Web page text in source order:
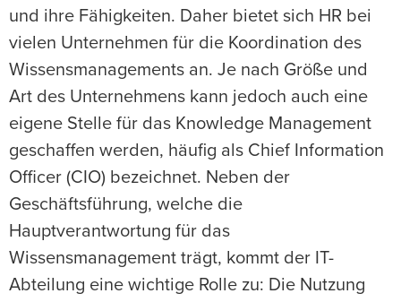
und ihre Fähigkeiten. Daher bietet sich HR bei
vielen Unternehmen für die Koordination des
Wissensmanagements an. Je nach Größe und
Art des Unternehmens kann jedoch auch eine
eigene Stelle für das Knowledge Management
geschaffen werden, häufig als Chief Information
Officer (CIO) bezeichnet. Neben der
Geschäftsführung, welche die
Hauptverantwortung für das
Wissensmanagement trägt, kommt der IT-
Abteilung eine wichtige Rolle zu: Die Nutzung